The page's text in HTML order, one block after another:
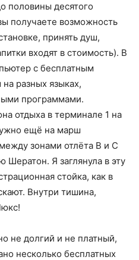
половины десятого
получаете возможность
принять душ,
входят в стоимость). В
с бесплатным
разных языках,
программами.
отдыха в терминале 1 на
ещё на марш
зонами отлёта B и C
Шератон. Я заглянула в эту
стойка, как в
Внутри тишина,
не долгий и не платный,
несколько бесплатных